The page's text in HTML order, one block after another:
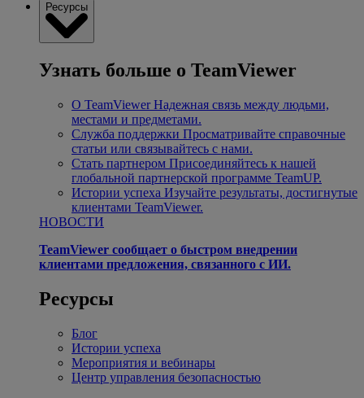
Ресурсы
Узнать больше о TeamViewer
О TeamViewer Надежная связь между людьми,
местами и предметами.
Служба поддержки Просматривайте справочные
статьи или связывайтесь с нами.
Стать партнером Присоединяйтесь к нашей
глобальной партнерской программе TeamUP.
Истории успеха Изучайте результаты, достигнутые
клиентами TeamViewer.
НОВОСТИ
TeamViewer сообщает о быстром внедрении
клиентами предложения, связанного с ИИ.
Ресурсы
Блог
Истории успеха
Мероприятия и вебинары
Центр управления безопасностью